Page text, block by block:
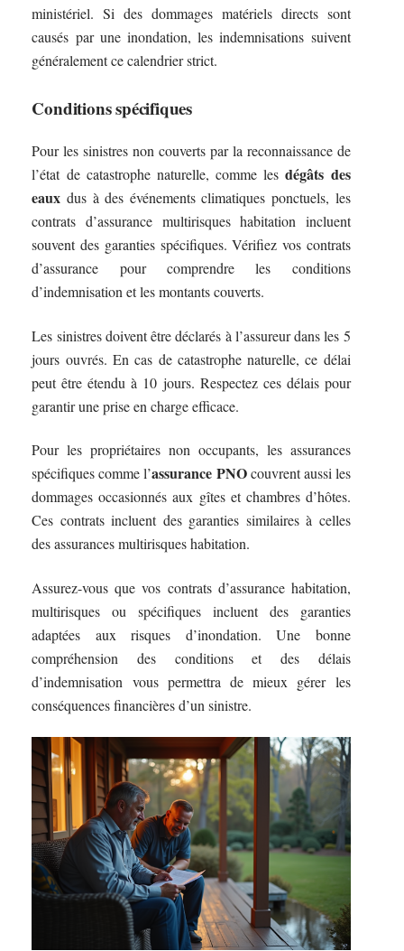
ministériel. Si des dommages matériels directs sont
causés par une inondation, les indemnisations suivent
généralement ce calendrier strict.
Conditions spécifiques
Pour les sinistres non couverts par la reconnaissance de
l’état de catastrophe naturelle, comme lesdégâts des
eaux dus à des événements climatiques ponctuels, les
contrats d’assurance multirisques habitation incluent
souvent des garanties spécifiques. Vérifiez vos contrats
d’assurance pour comprendre les conditions
d’indemnisation et les montants couverts.
Les sinistres doivent être déclarés à l’assureur dans les 5
jours ouvrés. En cas de catastrophe naturelle, ce délai
peut être étendu à 10 jours. Respectez ces délais pour
garantir une prise en charge efficace.
Pour les propriétaires non occupants, les assurances
spécifiques comme l’assurance PNOcouvrent aussi les
dommages occasionnés aux gîtes et chambres d’hôtes.
Ces contrats incluent des garanties similaires à celles
des assurances multirisques habitation.
Assurez-vous que vos contrats d’assurance habitation,
multirisques ou spécifiques incluent des garanties
adaptées aux risques d’inondation. Une bonne
compréhension des conditions et des délais
d’indemnisation vous permettra de mieux gérer les
conséquences financières d’un sinistre.